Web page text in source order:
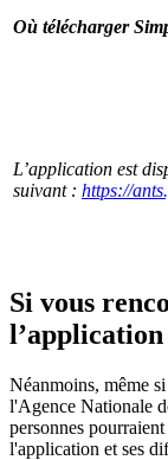
Où télécharger
L’application est
suivant : https://
Si vous
Néanmoins, même
l'Agence Nationale
personnes
l'application et ses